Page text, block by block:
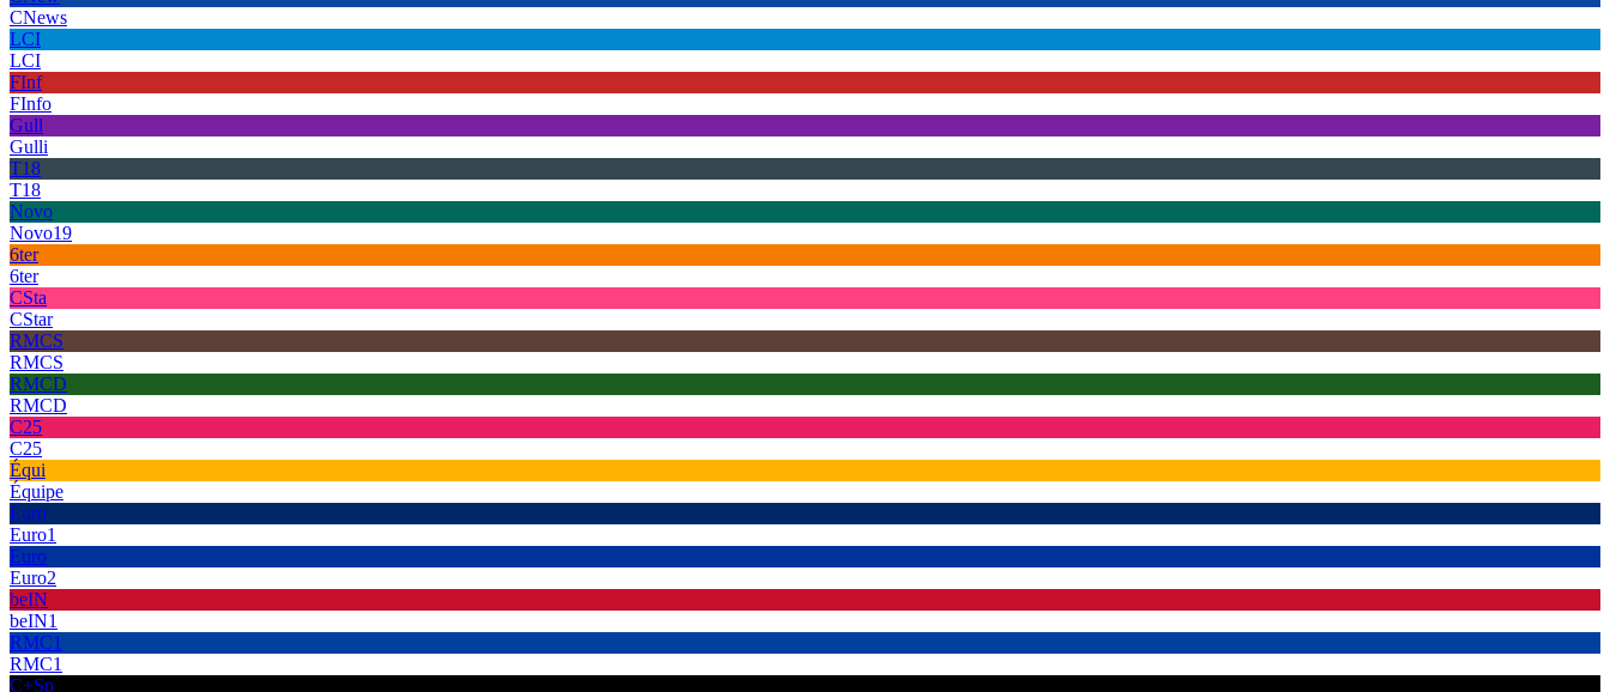
CNews
LCI
LCI
FInf
FInfo
Gull
Gulli
T18
T18
Novo
Novo19
6ter
6ter
CSta
CStar
RMCS
RMCS
RMCD
RMCD
C25
C25
Équi
Équipe
Euro
Euro1
Euro
Euro2
beIN
beIN1
RMC1
RMC1
C+Sp